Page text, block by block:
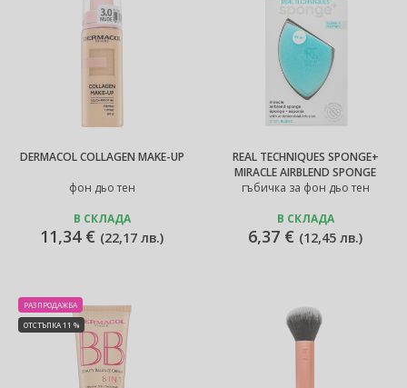
DERMACOL COLLAGEN MAKE-UP
фон дьо тен
В СКЛАДА
11,34 € (22,17 лв.)
REAL TECHNIQUES SPONGE+
MIRACLE AIRBLEND SPONGE
гъбичка за фон дьо тен
В СКЛАДА
6,37 € (12,45 лв.)
РАЗПРОДАЖБА
ОТСТЪПКА 11 %